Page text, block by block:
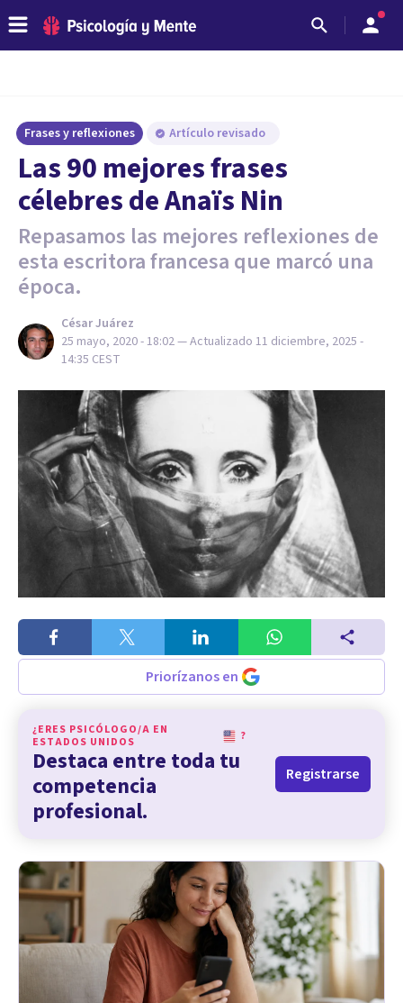
Frases y reflexiones Artículo revisado
Las 90 mejores frases
célebres de Anaïs Nin
Repasamos las mejores reflexiones de
esta escritora francesa que marcó una
época.
César Juárez
25 mayo, 2020 - 18:02— Actualizado 11 diciembre, 2025 -
14:35 CEST
Priorízanos en
¿ERES PSICÓLOGO/A EN
ESTADOS UNIDOS
?
Destaca entre toda tu
competencia
profesional.
Registrarse